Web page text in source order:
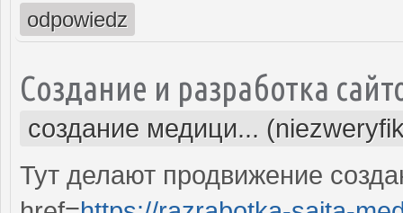
odpowiedz
Создание и разработка
создание медици...
Тут делают продвижение